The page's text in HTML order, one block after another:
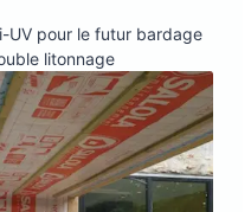
UV pour le futur bardage
litonnage